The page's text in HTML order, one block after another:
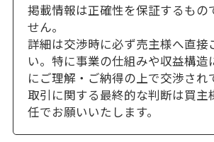
掲載情報は正確性を保証するもの
せん。
詳細は交渉時に必ず売主様へ直接
い。特に事業の仕組みや収益構造
にご理解・ご納得の上で交渉され
取引に関する最終的な判断は買主
任でお願いいたします。